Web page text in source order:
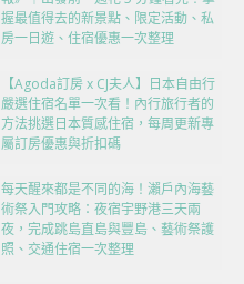
握最值得去的新景點、限定活動、私
房一日遊、住宿優惠一次整理
【Agoda訂房 x CJ夫人】日本自由行
嚴選住宿名單一次看！內行旅行者的
方法挑選日本質感住宿，每周更新專
屬訂房優惠與折扣碼
每天醒來都是不同的海！瀨戶內海藝
術祭入門攻略：夜宿宇野港三天兩
夜，完成跳島直島與豐島、藝術祭護
照、交通住宿一次整理